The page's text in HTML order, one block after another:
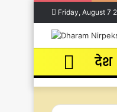
Friday, August 7
Home
देश